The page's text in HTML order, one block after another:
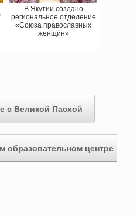
В Якутии создано
региональное отделение
«Союза православных
женщин»
с Великой Пасхой
образовательном центре